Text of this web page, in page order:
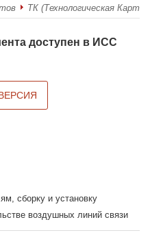
ТК (Технологическая Карта)
доступен в ИСС
сборку и установку
воздушных линий связи